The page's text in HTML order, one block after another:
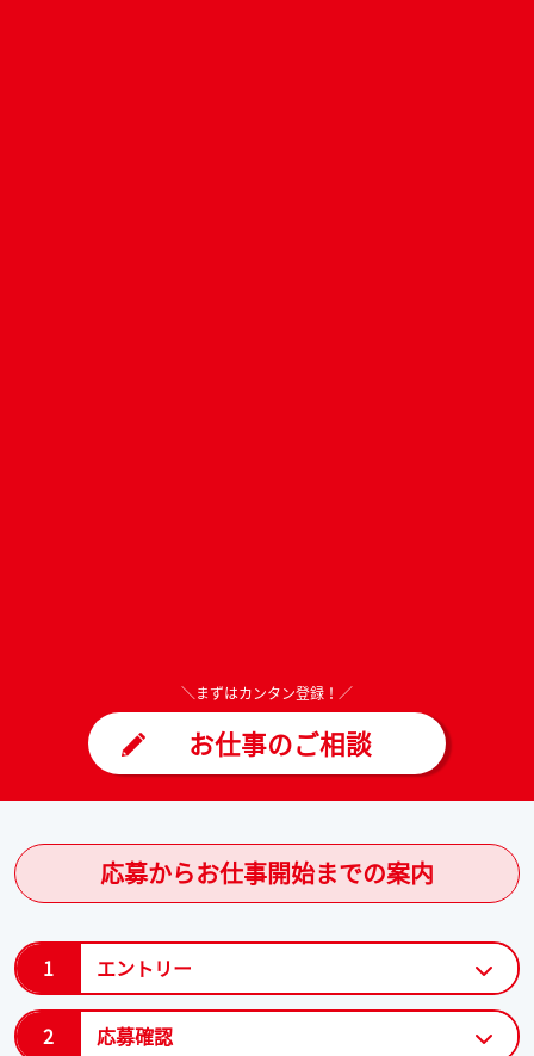
＼まずはカンタン登録！／
お仕事のご相談
応募からお仕事開始までの案内
1 エントリー
2 応募確認